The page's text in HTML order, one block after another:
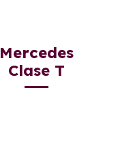
Mercedes
Clase T